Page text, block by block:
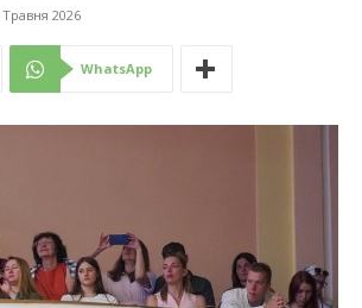
Травня 2026
WhatsApp